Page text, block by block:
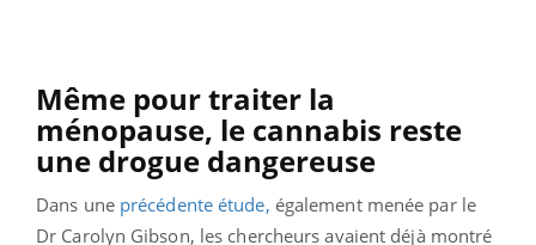
Même pour traiter la
ménopause, le cannabis reste
une drogue dangereuse
Dans une précédente étude, également menée par le
Dr Carolyn Gibson, les chercheurs avaient déjà montré